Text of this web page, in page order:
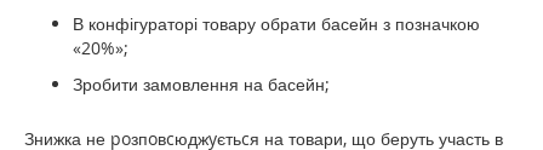
В конфігураторі товару обрати басейн з позначкою
«20%»;
Зробити замовлення на басейн;
Знижка не poзпoвcюджyєтьcя на товари, що беруть участь в